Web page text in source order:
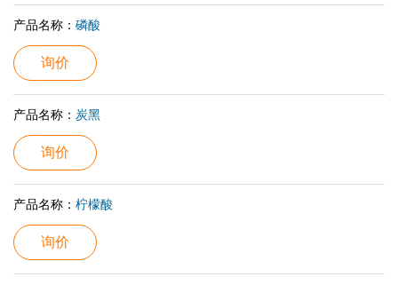
产品名称： 磷酸
询价
产品名称： 炭黑
询价
产品名称： 柠檬酸
询价